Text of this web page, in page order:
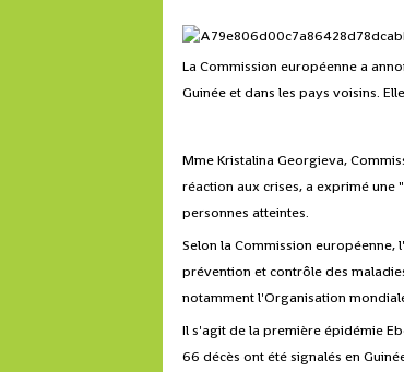
La Commission européenne a
Guinée et dans les pays voisins.
Mme Kristalina Georgieva,
réaction aux crises, a exprimé
personnes atteintes.
Selon la Commission
prévention et contrôle des
notamment l'Organisation
Il s'agit de la première épidémie
66 décès ont été signalés en